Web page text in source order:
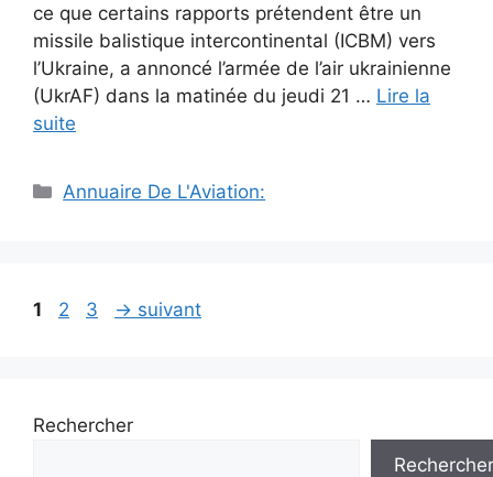
ce que certains rapports prétendent être un
missile balistique intercontinental (ICBM) vers
l’Ukraine, a annoncé l’armée de l’air ukrainienne
(UkrAF) dans la matinée du jeudi 21 … Lire la
suite
Catégories
Annuaire De L'Aviation:
Navigation
Page
1 Page
2 Page
3 → suivant
Rechercher
Rechercher